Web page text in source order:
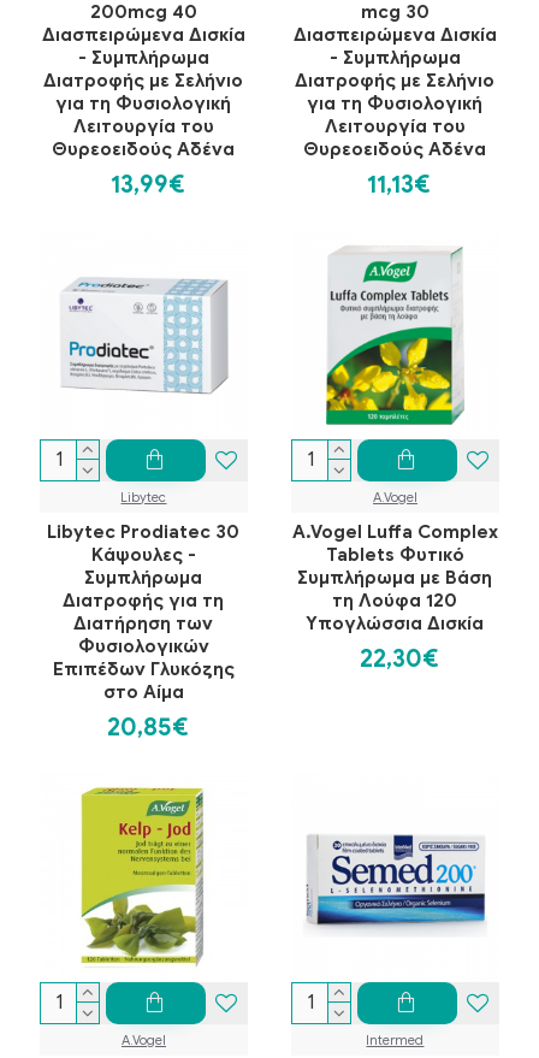
200mcg 40
Διασπειρώμενα Δισκία
- Συμπλήρωμα
Διατροφής με Σελήνιο
για τη Φυσιολογική
Λειτουργία του
Θυρεοειδούς Αδένα
13,99€
mcg 30
Διασπειρώμενα Δισκία
- Συμπλήρωμα
Διατροφής με Σελήνιο
για τη Φυσιολογική
Λειτουργία του
Θυρεοειδούς Αδένα
11,13€
Libytec
Libytec Prodiatec 30
Kάψουλες -
Συμπλήρωμα
Διατροφής για τη
Διατήρηση των
Φυσιολογικών
Επιπέδων Γλυκόζης
στο Αίμα
20,85€
A.Vogel
A.Vogel Luffa Complex
Tablets Φυτικό
Συμπλήρωμα με Βάση
τη Λούφα 120
Υπογλώσσια Δισκία
22,30€
A.Vogel Intermed